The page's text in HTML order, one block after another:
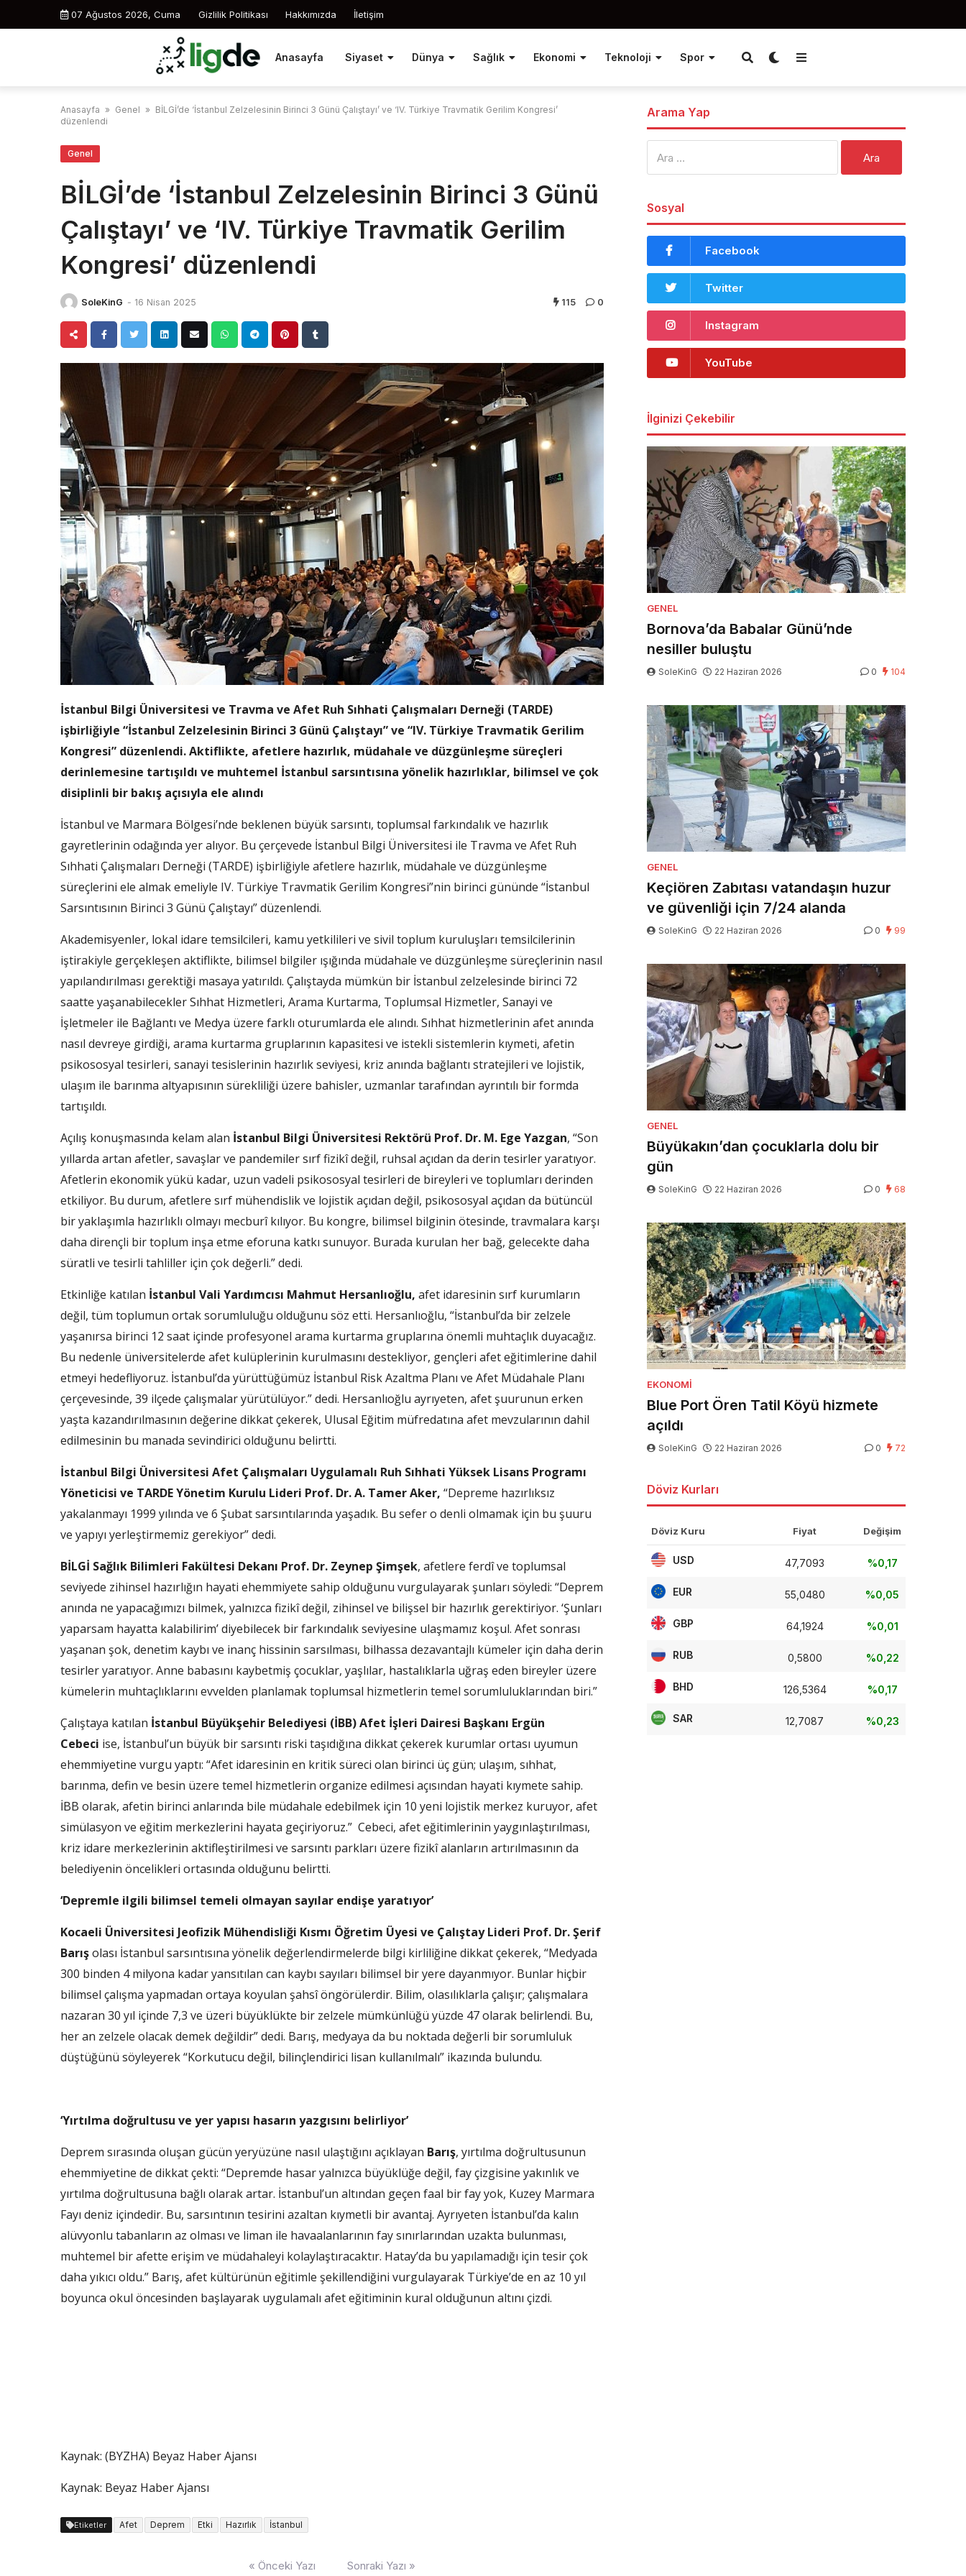
07 Ağustos 2026, Cuma Gizlilik Politikası Hakkımızda İletişim
Anasayfa Siyaset Dünya Sağlık Ekonomi Teknoloji Spor
Anasayfa » Genel » BİLGİ’de ‘İstanbul Zelzelesinin Birinci 3 Günü Çalıştayı’ ve ‘IV. Türkiye Travmatik Gerilim Kongresi’
düzenlendi
Genel
BİLGİ’de ‘İstanbul Zelzelesinin Birinci 3 Günü
Çalıştayı’ ve ‘IV. Türkiye Travmatik Gerilim
Kongresi’ düzenlendi
SoleKinG - 16 Nisan 2025 115 0
İstanbul Bilgi Üniversitesi ve Travma ve Afet Ruh Sıhhati Çalışmaları Derneği (TARDE)
işbirliğiyle “İstanbul Zelzelesinin Birinci 3 Günü Çalıştayı” ve “IV. Türkiye Travmatik Gerilim
Kongresi” düzenlendi. Aktiflikte, afetlere hazırlık, müdahale ve düzgünleşme süreçleri
derinlemesine tartışıldı ve muhtemel İstanbul sarsıntısına yönelik hazırlıklar, bilimsel ve çok
disiplinli bir bakış açısıyla ele alındı
İstanbul ve Marmara Bölgesi’nde beklenen büyük sarsıntı, toplumsal farkındalık ve hazırlık
gayretlerinin odağında yer alıyor. Bu çerçevede İstanbul Bilgi Üniversitesi ile Travma ve Afet Ruh
Sıhhati Çalışmaları Derneği (TARDE) işbirliğiyle afetlere hazırlık, müdahale ve düzgünleşme
süreçlerini ele almak emeliyle IV. Türkiye Travmatik Gerilim Kongresi”nin birinci gününde “İstanbul
Sarsıntısının Birinci 3 Günü Çalıştayı” düzenlendi.
Akademisyenler, lokal idare temsilcileri, kamu yetkilileri ve sivil toplum kuruluşları temsilcilerinin
iştirakiyle gerçekleşen aktiflikte, bilimsel bilgiler ışığında müdahale ve düzgünleşme süreçlerinin nasıl
yapılandırılması gerektiği masaya yatırıldı. Çalıştayda mümkün bir İstanbul zelzelesinde birinci 72
saatte yaşanabilecekler Sıhhat Hizmetleri, Arama Kurtarma, Toplumsal Hizmetler, Sanayi ve
İşletmeler ile Bağlantı ve Medya üzere farklı oturumlarda ele alındı. Sıhhat hizmetlerinin afet anında
nasıl devreye girdiği, arama kurtarma gruplarının kapasitesi ve istekli sistemlerin kıymeti, afetin
psikososyal tesirleri, sanayi tesislerinin hazırlık seviyesi, kriz anında bağlantı stratejileri ve lojistik,
ulaşım ile barınma altyapısının sürekliliği üzere bahisler, uzmanlar tarafından ayrıntılı bir formda
tartışıldı.
Açılış konuşmasında kelam alan İstanbul Bilgi Üniversitesi Rektörü Prof. Dr. M. Ege Yazgan, “Son
yıllarda artan afetler, savaşlar ve pandemiler sırf fizikî değil, ruhsal açıdan da derin tesirler yaratıyor.
Afetlerin ekonomik yükü kadar, uzun vadeli psikososyal tesirleri de bireyleri ve toplumları derinden
etkiliyor. Bu durum, afetlere sırf mühendislik ve lojistik açıdan değil, psikososyal açıdan da bütüncül
bir yaklaşımla hazırlıklı olmayı mecburî kılıyor. Bu kongre, bilimsel bilginin ötesinde, travmalara karşı
daha dirençli bir toplum inşa etme eforuna katkı sunuyor. Burada kurulan her bağ, gelecekte daha
süratli ve tesirli tahliller için çok değerli.” dedi.
Etkinliğe katılan İstanbul Vali Yardımcısı Mahmut Hersanlıoğlu, afet idaresinin sırf kurumların
değil, tüm toplumun ortak sorumluluğu olduğunu söz etti. Hersanlıoğlu, “İstanbul’da bir zelzele
yaşanırsa birinci 12 saat içinde profesyonel arama kurtarma gruplarına önemli muhtaçlık duyacağız.
Bu nedenle üniversitelerde afet kulüplerinin kurulmasını destekliyor, gençleri afet eğitimlerine dahil
etmeyi hedefliyoruz. İstanbul’da yürüttüğümüz İstanbul Risk Azaltma Planı ve Afet Müdahale Planı
çerçevesinde, 39 ilçede çalışmalar yürütülüyor.” dedi. Hersanlıoğlu ayrıyeten, afet şuurunun erken
yaşta kazandırılmasının değerine dikkat çekerek, Ulusal Eğitim müfredatına afet mevzularının dahil
edilmesinin bu manada sevindirici olduğunu belirtti.
İstanbul Bilgi Üniversitesi Afet Çalışmaları Uygulamalı Ruh Sıhhati Yüksek Lisans Programı
Yöneticisi ve TARDE Yönetim Kurulu Lideri Prof. Dr. A. Tamer Aker, “Depreme hazırlıksız
yakalanmayı 1999 yılında ve 6 Şubat sarsıntılarında yaşadık. Bu sefer o denli olmamak için bu şuuru
ve yapıyı yerleştirmemiz gerekiyor” dedi.
BİLGİ Sağlık Bilimleri Fakültesi Dekanı Prof. Dr. Zeynep Şimşek, afetlere ferdî ve toplumsal
seviyede zihinsel hazırlığın hayati ehemmiyete sahip olduğunu vurgulayarak şunları söyledi: “Deprem
anında ne yapacağımızı bilmek, yalnızca fizikî değil, zihinsel ve bilişsel bir hazırlık gerektiriyor. ‘Şunları
yaparsam hayatta kalabilirim’ diyebilecek bir farkındalık seviyesine ulaşmamız koşul. Afet sonrası
yaşanan şok, denetim kaybı ve inanç hissinin sarsılması, bilhassa dezavantajlı kümeler için daha derin
tesirler yaratıyor. Anne babasını kaybetmiş çocuklar, yaşlılar, hastalıklarla uğraş eden bireyler üzere
kümelerin muhtaçlıklarını evvelden planlamak toplumsal hizmetlerin temel sorumluluklarından biri.”
Çalıştaya katılan İstanbul Büyükşehir Belediyesi (İBB) Afet İşleri Dairesi Başkanı Ergün
Cebeci ise, İstanbul’un büyük bir sarsıntı riski taşıdığına dikkat çekerek kurumlar ortası uyumun
ehemmiyetine vurgu yaptı: “Afet idaresinin en kritik süreci olan birinci üç gün; ulaşım, sıhhat,
barınma, defin ve besin üzere temel hizmetlerin organize edilmesi açısından hayati kıymete sahip.
İBB olarak, afetin birinci anlarında bile müdahale edebilmek için 10 yeni lojistik merkez kuruyor, afet
simülasyon ve eğitim merkezlerini hayata geçiriyoruz.” Cebeci, afet eğitimlerinin yaygınlaştırılması,
kriz idare merkezlerinin aktifleştirilmesi ve sarsıntı parkları üzere fizikî alanların artırılmasının da
belediyenin öncelikleri ortasında olduğunu belirtti.
‘Depremle ilgili bilimsel temeli olmayan sayılar endişe yaratıyor’
Kocaeli Üniversitesi Jeofizik Mühendisliği Kısmı Öğretim Üyesi ve Çalıştay Lideri Prof. Dr. Şerif
Barışolası İstanbul sarsıntısına yönelik değerlendirmelerde bilgi kirliliğine dikkat çekerek, “Medyada
300 binden 4 milyona kadar yansıtılan can kaybı sayıları bilimsel bir yere dayanmıyor. Bunlar hiçbir
bilimsel çalışma yapmadan ortaya koyulan şahsî öngörülerdir. Bilim, olasılıklarla çalışır; çalışmalara
nazaran 30 yıl içinde 7,3 ve üzeri büyüklükte bir zelzele mümkünlüğü yüzde 47 olarak belirlendi. Bu,
her an zelzele olacak demek değildir” dedi. Barış, medyaya da bu noktada değerli bir sorumluluk
düştüğünü söyleyerek “Korkutucu değil, bilinçlendirici lisan kullanılmalı” ikazında bulundu.
‘Yırtılma doğrultusu ve yer yapısı hasarın yazgısını belirliyor’
Deprem sırasında oluşan gücün yeryüzüne nasıl ulaştığını açıklayan Barış, yırtılma doğrultusunun
ehemmiyetine de dikkat çekti: “Depremde hasar yalnızca büyüklüğe değil, fay çizgisine yakınlık ve
yırtılma doğrultusuna bağlı olarak artar. İstanbul’un altından geçen faal bir fay yok, Kuzey Marmara
Fayı deniz içindedir. Bu, sarsıntının tesirini azaltan kıymetli bir avantaj. Ayrıyeten İstanbul’da kalın
alüvyonlu tabanların az olması ve liman ile havaalanlarının fay sınırlarından uzakta bulunması,
muhtemel bir afette erişim ve müdahaleyi kolaylaştıracaktır. Hatay’da bu yapılamadığı için tesir çok
daha yıkıcı oldu.” Barış, afet kültürünün eğitimle şekillendiğini vurgulayarak Türkiye’de en az 10 yıl
boyunca okul öncesinden başlayarak uygulamalı afet eğitiminin kural olduğunun altını çizdi.
Kaynak: (BYZHA) Beyaz Haber Ajansı
Kaynak: Beyaz Haber Ajansı
Etiketler Afet Deprem Etki Hazırlık İstanbul
« Önceki Yazı Sonraki Yazı »
Arama Yap
Sosyal
Facebook
Twitter
Instagram
YouTube
İlginizi Çekebilir
GENEL
Bornova’da Babalar Günü’nde
nesiller buluştu
SoleKinG 22 Haziran 2026 0 104
GENEL
Keçiören Zabıtası vatandaşın huzur
ve güvenliği için 7/24 alanda
SoleKinG 22 Haziran 2026 0 99
GENEL
Büyükakın’dan çocuklarla dolu bir
gün
SoleKinG 22 Haziran 2026 0 68
EKONOMI
Blue Port Ören Tatil Köyü hizmete
açıldı
SoleKinG 22 Haziran 2026 0 72
Döviz Kurları
Döviz Kuru Fiyat Değişim
USD 47,7093 %0,17
EUR 55,0480 %0,05
GBP 64,1924 %0,01
RUB 0,5800 %0,22
BHD 126,5364 %0,17
SAR 12,7087 %0,23